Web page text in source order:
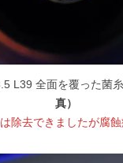
L39 全面を覆った菌
真）
除去できましたが腐